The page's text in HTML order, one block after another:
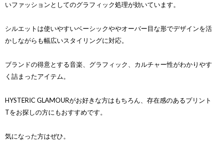
いファッションとしてのグラフィック処理が効いています。
シルエットは使いやすいベーシックややオーバー目な形でデザインを活
かしながらも幅広いスタイリングに対応。
ブランドの得意とする音楽、グラフィック、カルチャー性がわかりやす
く詰まったアイテム。
HYSTERIC GLAMOURがお好きな方はもちろん、存在感のあるプリント
Tをお探しの方にもおすすめです。
気になった方はぜひ。